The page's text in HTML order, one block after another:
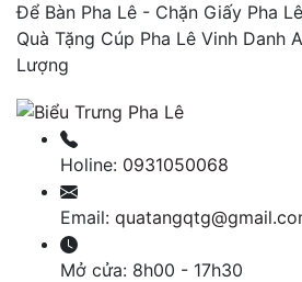
Để Bàn Pha Lê - Chặn Giấy Pha Lê
Quà Tặng Cúp Pha Lê Vinh Danh
Lượng
Holine: 0931050068
Email:
Mở cửa: 8h00 - 17h30